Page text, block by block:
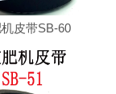
皮带SB-60